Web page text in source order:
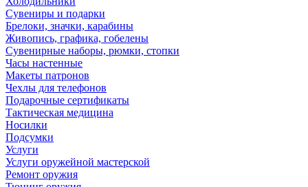
Сувениры и подарки
Брелоки, значки, карабины
Живопись, графика, гобелены
Сувенирные наборы, рюмки, стопки
Часы настенные
Макеты патронов
Чехлы для телефонов
Подарочные сертификаты
Тактическая медицина
Носилки
Подсумки
Услуги
Услуги оружейной мастерской
Ремонт оружия